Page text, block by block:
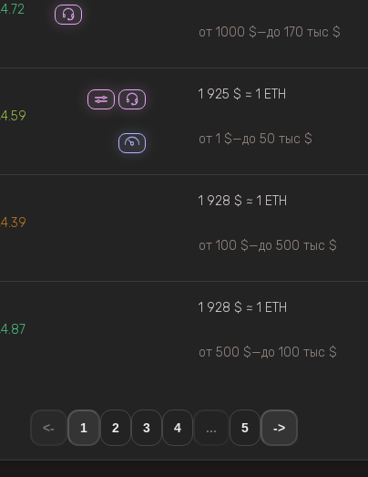
4.72
от 1000 $—до 170 тыс $
4.59
1 925 $ ≈ 1 ETH
от 1 $—до 50 тыс $
4.39
1 928 $ ≈ 1 ETH
от 100 $—до 500 тыс $
4.87
1 928 $ ≈ 1 ETH
от 500 $—до 100 тыс $
<- 1 2 3 4 ... 5 ->